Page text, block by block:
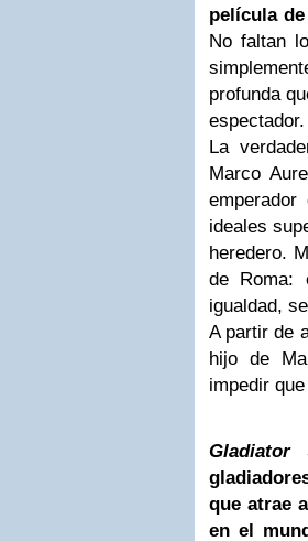
película
No faltan
profunda
espectador.
La
Marco
ideales
heredero.
de Roma:
igualdad,
A partir de
hijo de
impedir
Gladiator
que atrae
en el